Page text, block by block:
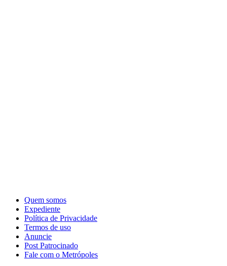
Quem somos
Expediente
Política de Privacidade
Termos de uso
Anuncie
Post Patrocinado
Fale com o Metrópoles